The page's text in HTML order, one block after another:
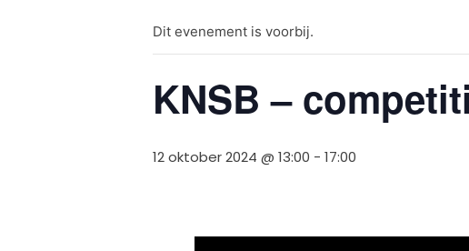
Dit evenement is voorbij.
KNSB –
12 oktober 2024 @ 13:00 - 17:00